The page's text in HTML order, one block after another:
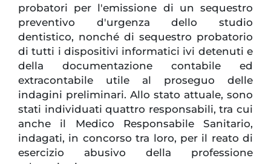
probatori per l'emissione di un sequestro
preventivo d'urgenza dello studio
dentistico, nonché di sequestro probatorio
di tutti i dispositivi informatici ivi detenuti e
della documentazione contabile ed
extracontabile utile al proseguo delle
indagini preliminari. Allo stato attuale, sono
stati individuati quattro responsabili, tra cui
anche il Medico Responsabile Sanitario,
indagati, in concorso tra loro, per il reato di
esercizio abusivo della professione